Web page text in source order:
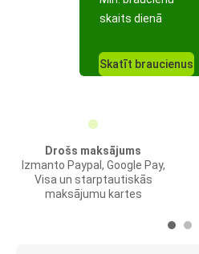
skaits dienā
Skatīt braucienus
Drošs maksājums
Izmanto Paypal, Google Pay,
Visa un starptautiskās
maksājumu kartes